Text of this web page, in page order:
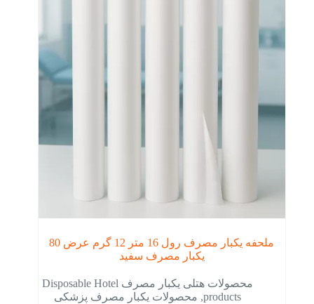
ملحفه یکبار مصرف رول 16 متر 12 گرم عرض 80
یکبار مصرف سفید
محصولات هتلی یکبار مصرف Disposable Hotel
products
, محصولات یکبار مصرف پزشکی